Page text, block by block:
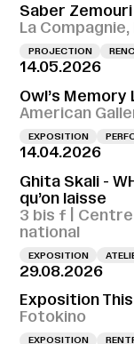
Saber Zemouri
La
PROJECTION
14.05.2026
Owl’s
American
EXPOSITION
14.04.2026
Ghita Skali -
qu’on laisse
3 bis f |
national
EXPOSITION
29.08.2026
Exposition
Fotokino
EXPOSITION